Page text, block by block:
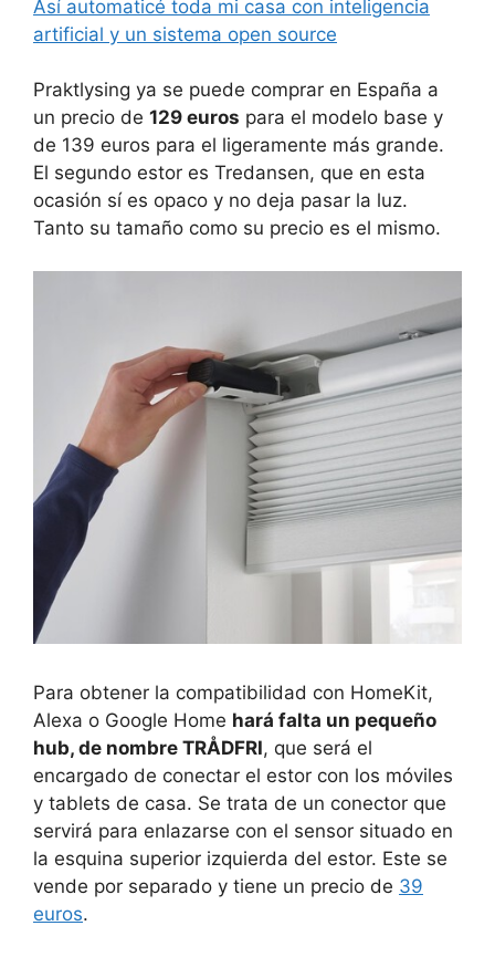
Así automaticé toda mi casa con inteligencia
artificial y un sistema open source
Praktlysing ya se puede comprar en España a
un precio de 129 euros para el modelo base y
de 139 euros para el ligeramente más grande.
El segundo estor es Tredansen, que en esta
ocasión sí es opaco y no deja pasar la luz.
Tanto su tamaño como su precio es el mismo.
Para obtener la compatibilidad con HomeKit,
Alexa o Google Home hará falta un pequeño
hub, de nombre TRÅDFRI, que será el
encargado de conectar el estor con los móviles
y tablets de casa. Se trata de un conector que
servirá para enlazarse con el sensor situado en
la esquina superior izquierda del estor. Este se
vende por separado y tiene un precio de 39
euros.